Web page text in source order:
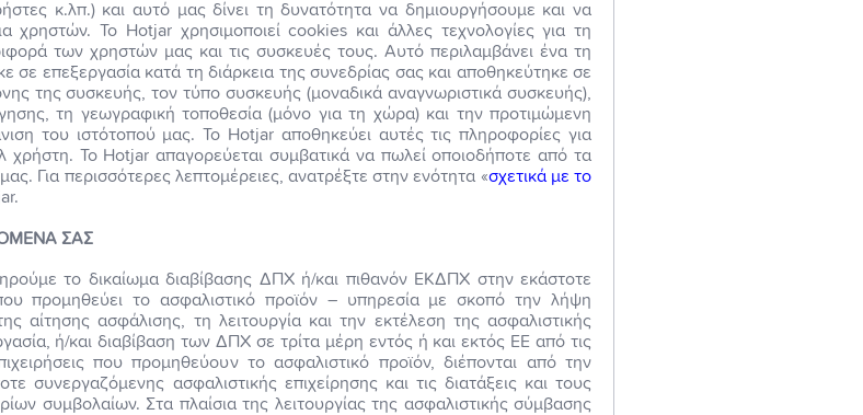
κ.λπ.) και αυτό μας δίνει τη δυνατότητα να δημιουργήσουμε και να
χρηστών. Το Hotjar χρησιμοποιεί cookies και άλλες τεχνολογίες για τη
των χρηστών μας και τις συσκευές τους. Αυτό περιλαμβάνει ένα τη
επεξεργασία κατά τη διάρκεια της συνεδρίας σας και αποθηκεύτηκε σε
της συσκευής, τον τύπο συσκευής (μοναδικά αναγνωριστικά συσκευής),
τη γεωγραφική τοποθεσία (μόνο για τη χώρα) και την προτιμώμενη
του ιστότοπού μας. Το Hotjar αποθηκεύει αυτές τις πληροφορίες για
Το Hotjar απαγορεύεται συμβατικά να πωλεί οποιοδήποτε από τα
Για περισσότερες λεπτομέρειες, ανατρέξτε στην ενότητα «σχετικά με το
ΣΑΣ
το δικαίωμα διαβίβασης ΔΠΧ ή/και πιθανόν ΕΚΔΠΧ στην εκάστοτε
προμηθεύει το ασφαλιστικό προϊόν – υπηρεσία με σκοπό την λήψη
αίτησης ασφάλισης, τη λειτουργία και την εκτέλεση της ασφαλιστικής
ή/και διαβίβαση των ΔΠΧ σε τρίτα μέρη εντός ή και εκτός ΕΕ από τις
που προμηθεύουν το ασφαλιστικό προϊόν, διέπονται από την
συνεργαζόμενης ασφαλιστικής επιχείρησης και τις διατάξεις και τους
συμβολαίων. Στα πλαίσια της λειτουργίας της ασφαλιστικής σύμβασης